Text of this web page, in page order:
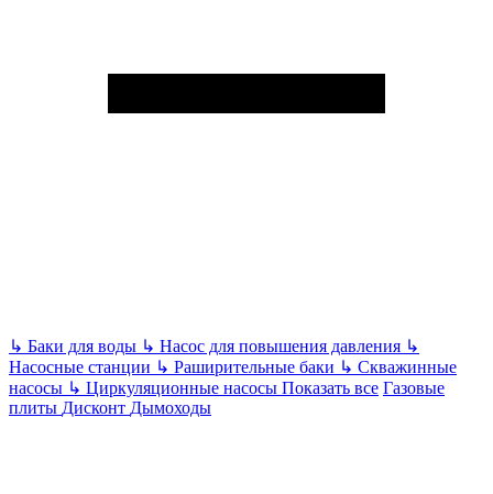
↳ Баки для воды ↳ Насос для повышения давления ↳
Насосные станции ↳ Раширительные баки ↳ Скважинные
насосы ↳ Циркуляционные насосы Показать все Газовые
плиты Дисконт Дымоходы